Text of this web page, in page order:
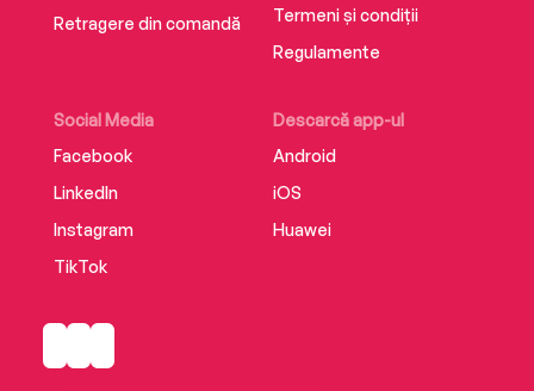
Retragere din comandă
Social Media
Facebook
LinkedIn
Instagram
TikTok
Descarcă app-ul
Android
iOS
Huawei
Termeni și condiții
Regulamente